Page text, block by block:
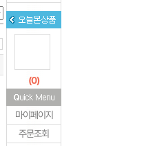
(0)
마이페이지
주문조회